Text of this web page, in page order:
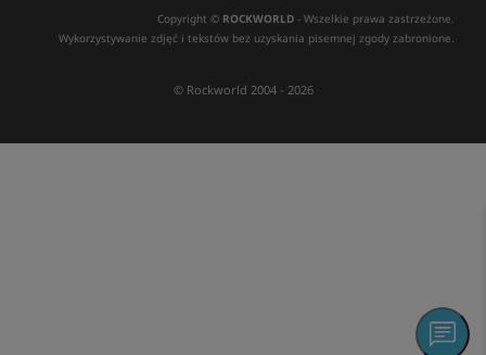
Copyright © ROCKWORLD - Wszelkie prawa zastrzeżone.
Wykorzystywanie zdjęć i tekstów bez uzyskania pisemnej zgody zabronione.
© Rockworld 2004 - 2026